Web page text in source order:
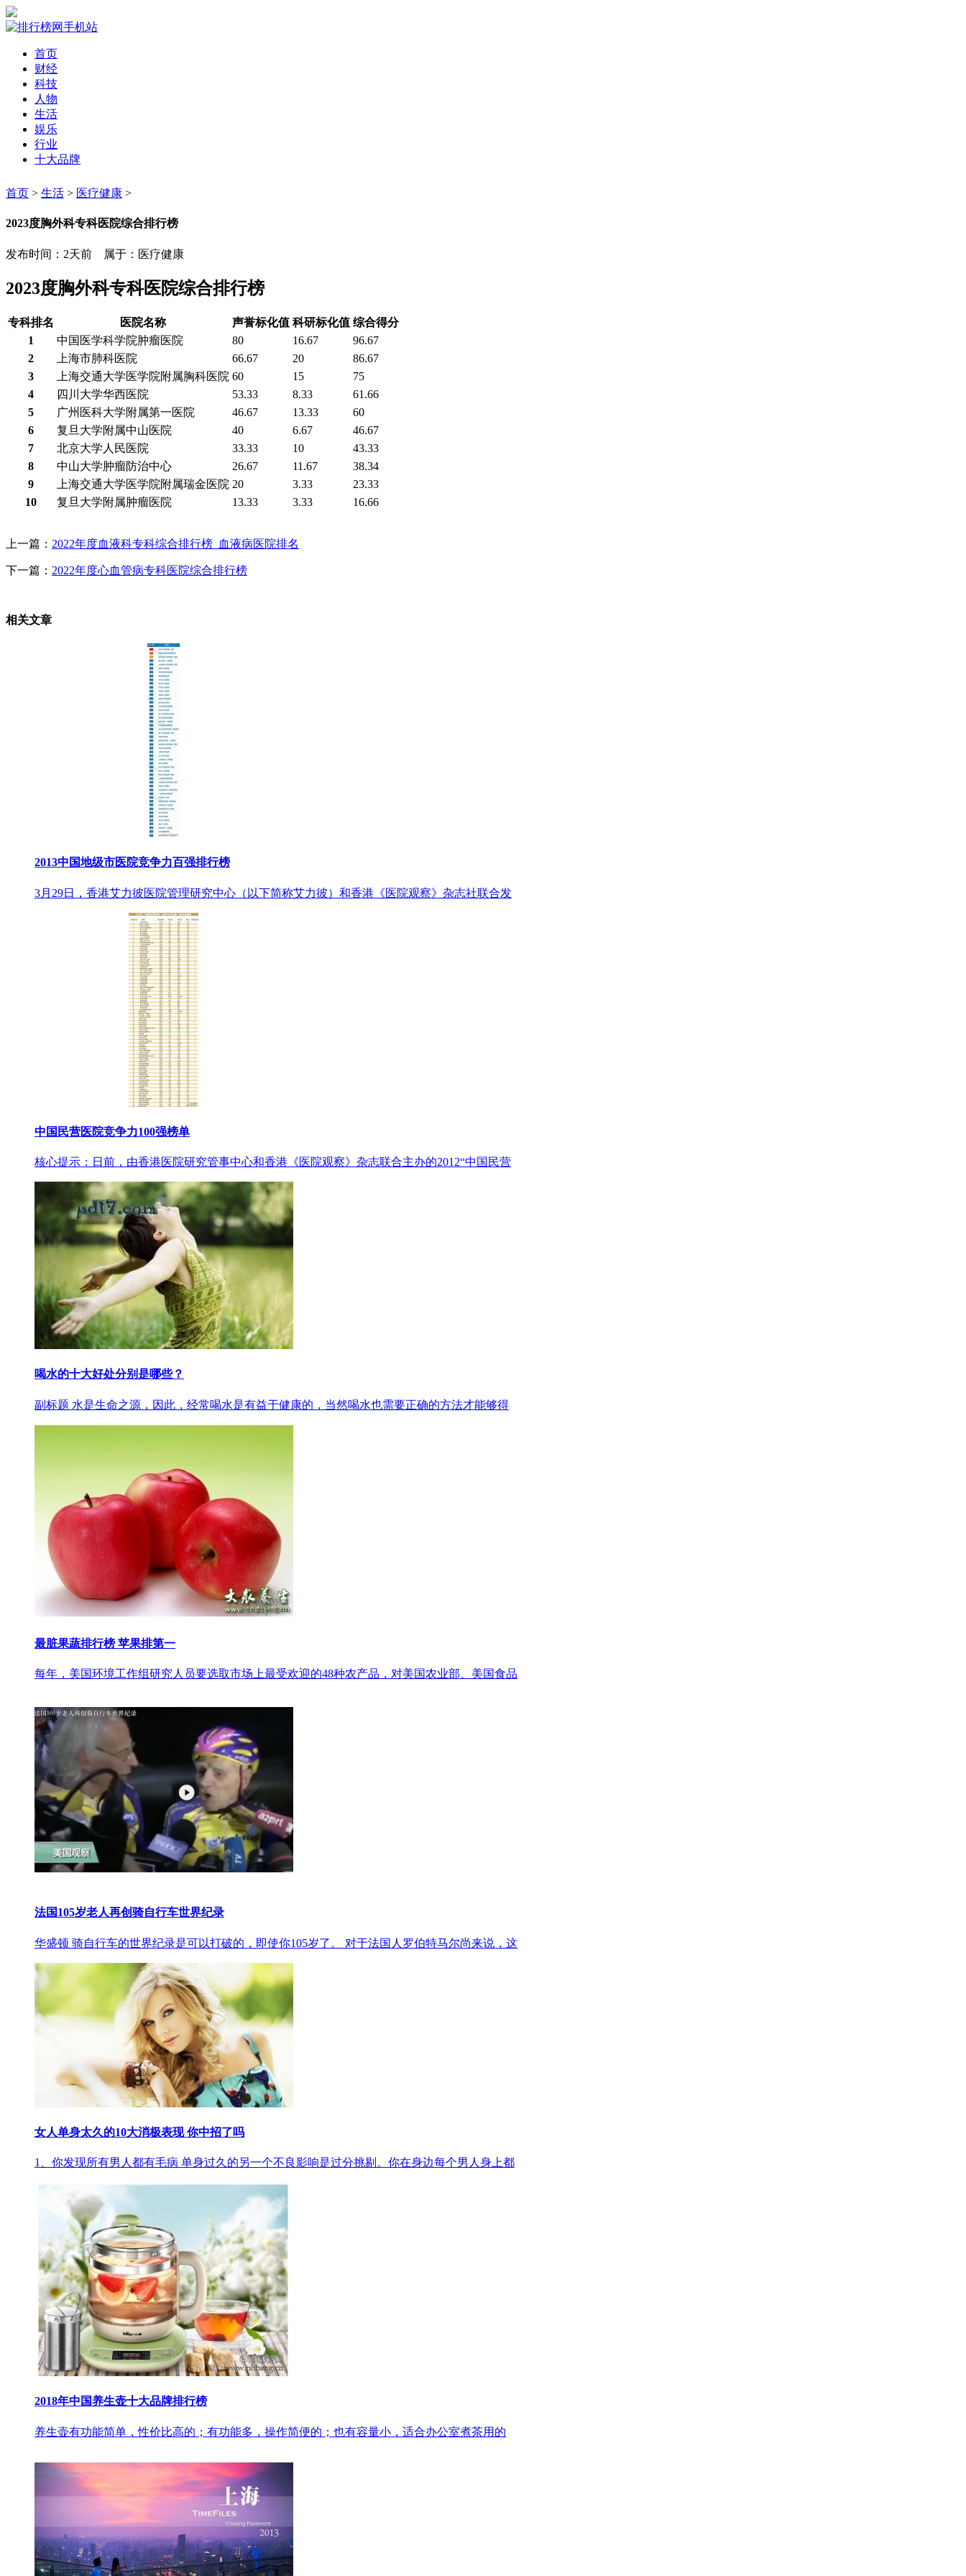
首页
财经
科技
人物
生活
娱乐
行业
十大品牌
首页 > 生活 > 医疗健康 >
2023度胸外科专科医院综合排行榜
发布时间：2天前 属于：医疗健康
2023度胸外科专科医院综合排行榜
专科排名 医院名称 声誉标化值 科研标化值 综合得分
1
中国医学科学院肿瘤医院 80 16.67
96.67
2
上海市肺科医院 66.67 20
86.67
3
上海交通大学医学院附属胸科医院 60 15
75
4
四川大学华西医院 53.33 8.33
61.66
5
广州医科大学附属第一医院 46.67 13.33
60
6
复旦大学附属中山医院 40 6.67
46.67
7
北京大学人民医院 33.33 10
43.33
8
中山大学肿瘤防治中心 26.67 11.67
38.34
9
上海交通大学医学院附属瑞金医院 20 3.33
23.33
10
复旦大学附属肿瘤医院 13.33 3.33 16.66
上一篇： 2022年度血液科专科综合排行榜_血液病医院排名
下一篇： 2022年度心血管病专科医院综合排行榜
相关文章
2013中国地级市医院竞争力百强排行榜
3月29日，香港艾力彼医院管理研究中心（以下简称艾力彼）和香港《医院观察》杂志社联合发
中国民营医院竞争力100强榜单
核心提示：日前，由香港医院研究管事中心和香港《医院观察》杂志联合主办的2012“中国民营
喝水的十大好处分别是哪些？
副标题 水是生命之源，因此，经常喝水是有益于健康的，当然喝水也需要正确的方法才能够得
最脏果蔬排行榜 苹果排第一
每年，美国环境工作组研究人员要选取市场上最受欢迎的48种农产品，对美国农业部、美国食品
法国105岁老人再创骑自行车世界纪录
华盛顿 骑自行车的世界纪录是可以打破的，即使你105岁了。 对于法国人罗伯特马尔尚来说，这
女人单身太久的10大消极表现 你中招了吗
1、你发现所有男人都有毛病 单身过久的另一个不良影响是过分挑剔。你在身边每个男人身上都
2018年中国养生壶十大品牌排行榜
养生壶有功能简单，性价比高的；有功能多，操作简便的；也有容量小，适合办公室煮茶用的